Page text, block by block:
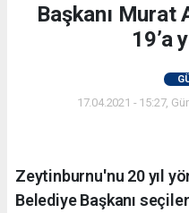
Başkanı Murat
19’a
17.04.2021 - 15:27,
Zeytinburnu'nu 20 yıl
Belediye Başkanı